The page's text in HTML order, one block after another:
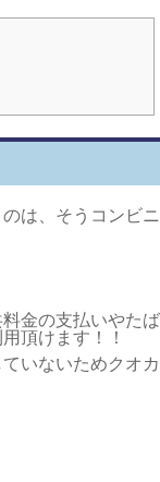
は、そうコンビニ
金の支払いやたば
頂けます！！
いないためクオカ